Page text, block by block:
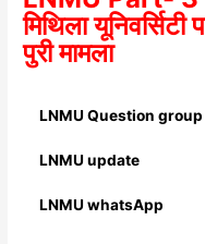
मिथिला यूनिवर्सिटी
पुरी मामला
LNMU Question group
LNMU update
LNMU whatsApp